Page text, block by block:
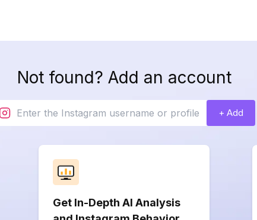
Not found? Add an account
+ Add
Get In-Depth AI Analysis